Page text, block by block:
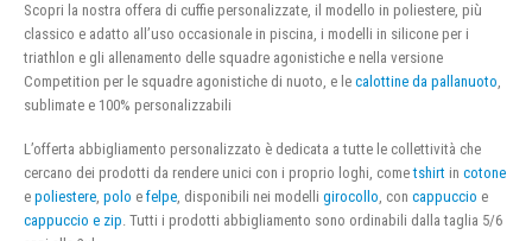
Scopri la nostra offera di cuffie personalizzate, il modello in poliestere, più
classico e adatto all’uso occasionale in piscina, i modelli in silicone per i
triathlon e gli allenamento delle squadre agonistiche e nella versione
Competition per le squadre agonistiche di nuoto, e le calottine da pallanuoto,
sublimate e 100% personalizzabili
L’offerta abbigliamento personalizzato è dedicata a tutte le collettività che
cercano dei prodotti da rendere unici con i proprio loghi, cometshirt in cotone
e poliestere, polo e felpe, disponibili nei modelli girocollo, con cappuccio e
cappuccio e zip. Tutti i prodotti abbigliamento sono ordinabili dalla taglia 5/6